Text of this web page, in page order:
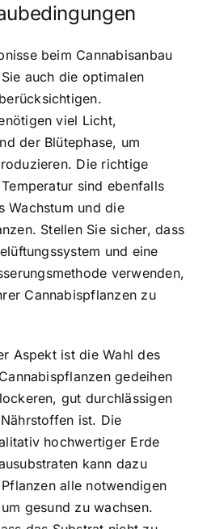
beim Cannabisanbau
auch die optimalen
viel Licht,
der Blütephase, um
Die richtige
sind ebenfalls
Wachstum und die
Stellen Sie sicher, dass
und eine
verwenden,
Cannabispflanzen zu
Aspekt ist die Wahl des
gedeihen
gut durchlässigen
ist. Die
hochwertiger Erde
kann dazu
alle notwendigen
gesund zu wachsen.